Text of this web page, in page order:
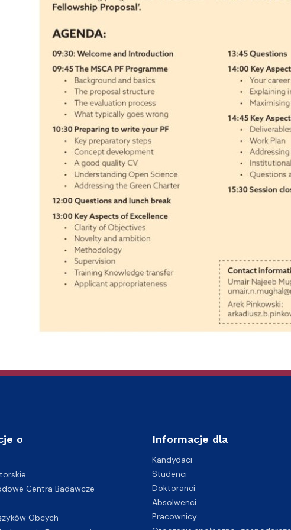
o
Centra Badawcze
Obcych
Informacje dla
Kandydaci
Studenci
Doktoranci
Absolwenci
Pracownicy